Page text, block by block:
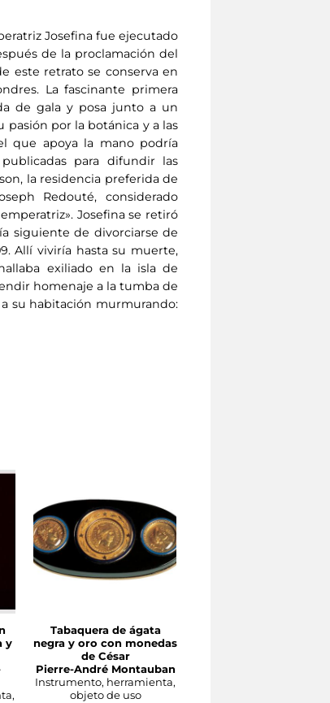
Josefina fue ejecutado
de la proclamación del
este retrato se conserva en
La fascinante primera
de gala y posa junto a un
pasión por la botánica y a las
que apoya la mano podría
para difundir las
la residencia preferida de
Redouté, considerado
Josefina se retiró
siguiente de divorciarse de
Allí viviría hasta su muerte,
exiliado en la isla de
homenaje a la tumba de
su habitación murmurando:
y
Tabaquera de ágata
negra y oro con monedas
de César
Pierre-André Montauban
Instrumento, herramienta,
objeto de uso